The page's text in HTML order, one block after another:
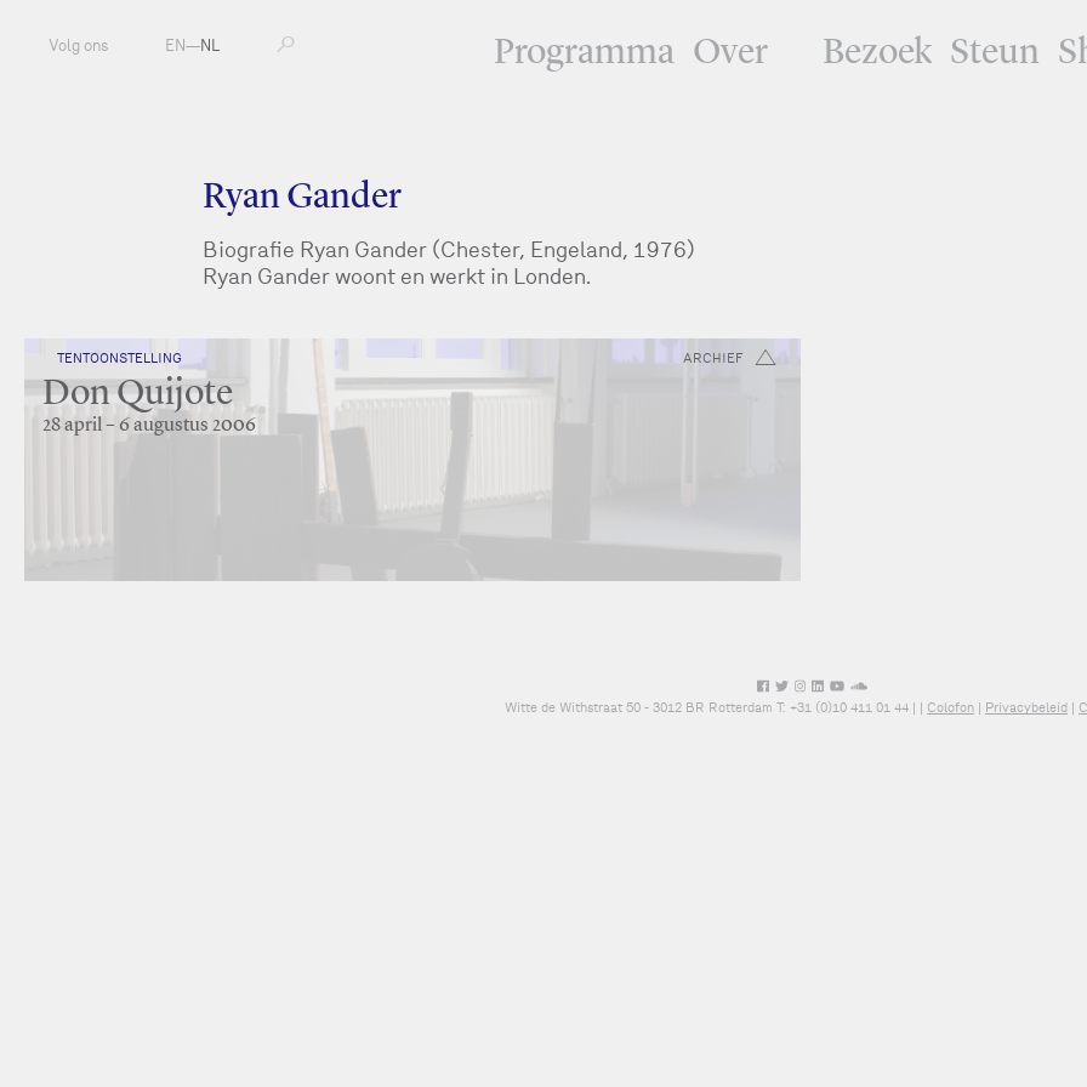
Programma Over Bezoek Steun
Volg ons EN—NL
Ryan Gander
Biografie Ryan Gander (Chester, Engeland, 1976)
Ryan Gander woont en werkt in Londen.
ARCHIEF
TENTOONSTELLING
Don Quijote
28 april – 6 augustus 2006
Witte de Withstraat 50 - 3012 BR Rotterdam T: +31 (0)10 411 01 44 | Colofon| Privacybeleid